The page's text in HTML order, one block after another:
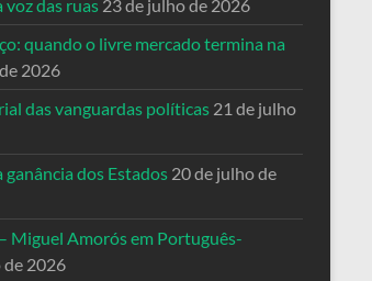
das ruas 23 de julho de 2026
quando o livre mercado termina na
2026
das vanguardas políticas 21 de julho
dos Estados 20 de julho de
Miguel Amorós em Português-
de 2026